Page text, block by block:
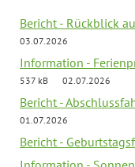
Bericht - Rückblick
03.07.2026
Information -
537 kB
02.07.2026
Bericht -
01.07.2026
Bericht -